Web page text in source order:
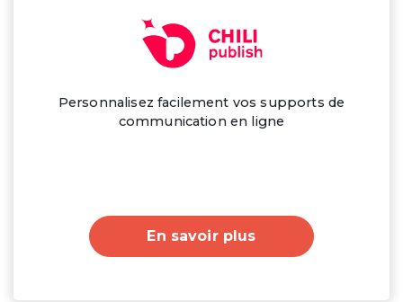
Personnalisez facilement vos supports de
communication en ligne
En savoir plus